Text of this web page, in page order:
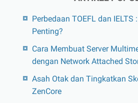
Perbedaan TOEFL dan IELTS
Penting?
Cara Membuat Server
dengan Network Attached
Asah Otak dan Tingkatkan
ZenCore